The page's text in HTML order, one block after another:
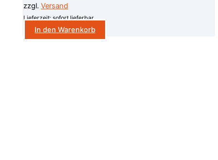
zzgl. Versand
Lieferzeit: sofort lieferbar
In den Warenkorb